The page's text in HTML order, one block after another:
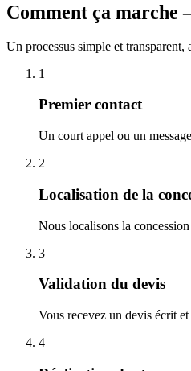
Comment ça marche
Un processus simple et transparent,
1
Premier contact
Un court appel ou un
2
Localisation de la
Nous localisons la
3
Validation du devis
Vous recevez un devis écrit
4